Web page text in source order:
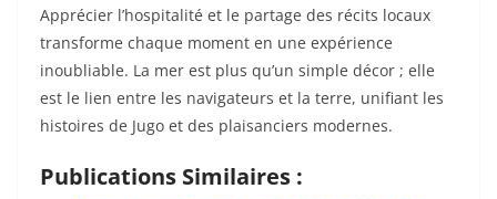
Apprécier l’hospitalité et le partage des récits locaux
transforme chaque moment en une expérience
inoubliable. La mer est plus qu’un simple décor ; elle
est le lien entre les navigateurs et la terre, unifiant les
histoires de Jugo et des plaisanciers modernes.
Publications Similaires :